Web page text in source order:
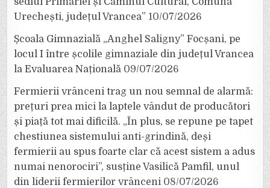
Urechești, județul Vrancea” 10/07/2026
Școala Gimnazială „Anghel Saligny” Focșani, pe
locul I între școlile gimnaziale din județul Vrancea
la Evaluarea Națională 09/07/2026
Fermierii vrânceni trag un nou semnal de alarmă:
prețuri prea mici la laptele vândut de producători
și piață tot mai dificilă. „În plus, se repune pe tapet
chestiunea sistemului anti-grindină, deși
fermierii au spus foarte clar că acest sistem a adus
numai nenorociri”, susține Vasilică Pamfil, unul
din liderii fermierilor vrânceni 08/07/2026